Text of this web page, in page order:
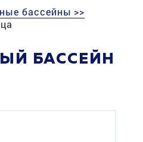
бассейны >>
БАССЕЙН